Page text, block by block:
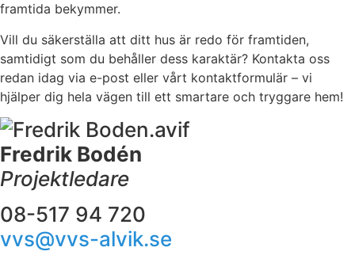
framtida bekymmer.
Vill du säkerställa att ditt hus är redo för framtiden,
samtidigt som du behåller dess karaktär? Kontakta oss
redan idag via e-post eller vårt kontaktformulär – vi
hjälper dig hela vägen till ett smartare och tryggare hem!
Fredrik Bodén
Projektledare
08-517 94 720
vvs@vvs-alvik.se